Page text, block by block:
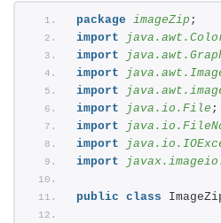
package imageZip ;
import
import
import
import
import java.io.File ;
import
import
import
public class